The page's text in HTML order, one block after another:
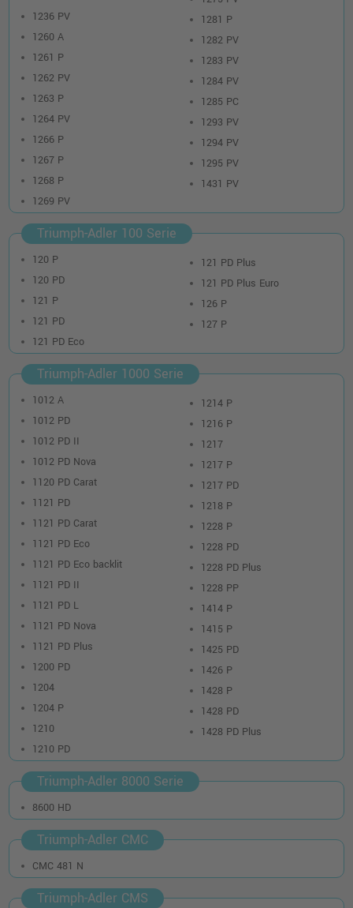
1236 PV
1260 A
1261 P
1262 PV
1263 P
1264 PV
1266 P
1267 P
1268 P
1269 PV
1281 P
1282 PV
1283 PV
1284 PV
1285 PC
1293 PV
1294 PV
1295 PV
1431 PV
Triumph-Adler 100 Serie
120 P
120 PD
121 P
121 PD
121 PD Eco
121 PD Plus
121 PD Plus Euro
126 P
127 P
Triumph-Adler 1000 Serie
1012 A
1012 PD
1012 PD II
1012 PD Nova
1120 PD Carat
1121 PD
1121 PD Carat
1121 PD Eco
1121 PD Eco backlit
1121 PD II
1121 PD L
1121 PD Nova
1121 PD Plus
1200 PD
1204
1204 P
1210
1210 PD
1214 P
1216 P
1217
1217 P
1217 PD
1218 P
1228 P
1228 PD
1228 PD Plus
1228 PP
1414 P
1415 P
1425 PD
1426 P
1428 P
1428 PD
1428 PD Plus
Triumph-Adler 8000 Serie
8600 HD
Triumph-Adler CMC
CMC 481 N
Triumph-Adler CMS